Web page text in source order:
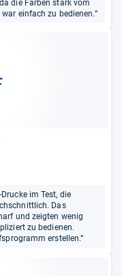
die Farben stark vom
einfach zu bedienen.“
im Test, die
Das
und zeigten wenig
zu bedienen.
erstellen.“